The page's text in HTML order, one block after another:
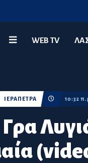
WEB TV
ΙΕΡΑΠΕΤΡΑ 10:32